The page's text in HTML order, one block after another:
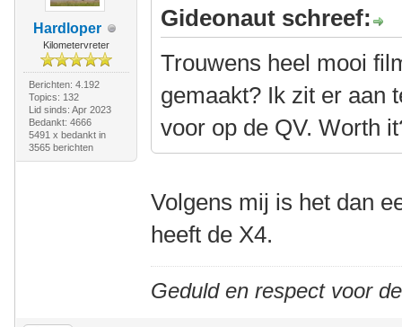
Hardloper
Kilometervreter
Berichten: 4.192
Topics: 132
Lid sinds: Apr 2023
Bedankt: 4666
5491 x bedankt in
3565 berichten
Gideonaut schreef:
Trouwens heel mooi
gemaakt? Ik zit er aan
voor op de QV. Worth
Volgens mij is het dan
heeft de X4.
Geduld en respect voor